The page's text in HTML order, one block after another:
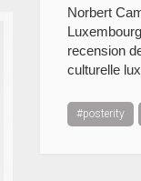
Norbert
recension
culturelle
#posterity